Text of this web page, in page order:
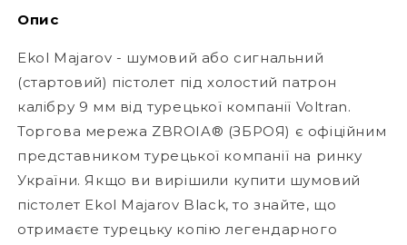
Опис
Ekol Majarov - шумовий або сигнальний
(стартовий) пістолет під холостий патрон
калібру 9 мм від турецької компанії Voltran.
Торгова мережа ZBROIA® (ЗБРОЯ) є офіційним
представником турецької компанії на ринку
України. Якщо ви вирішили купити шумовий
пістолет Ekol Majarov Black, то знайте, що
отримаєте турецьку копію легендарного